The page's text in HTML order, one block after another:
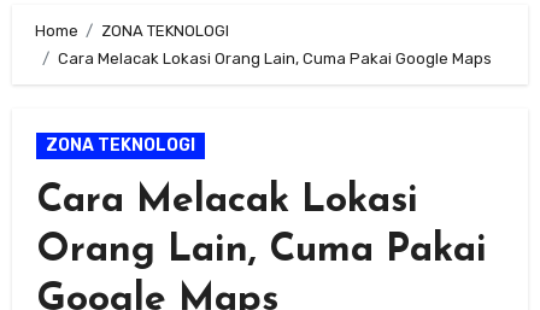
Home
ZONA TEKNOLOGI
Cara Melacak Lokasi Orang Lain, Cuma Pakai Google Maps
ZONA TEKNOLOGI
Cara Melacak Lokasi
Orang Lain, Cuma Pakai
Google Maps